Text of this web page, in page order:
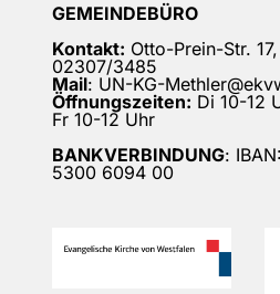
GEMEINDEBÜRO
Kontakt: Otto-Prein-Str.
02307/3485
Mail: UN-KG-
Öffnungszeiten: Di 10-12
Fr 10-12 Uhr
BANKVERBINDUNG:
5300 6094 00